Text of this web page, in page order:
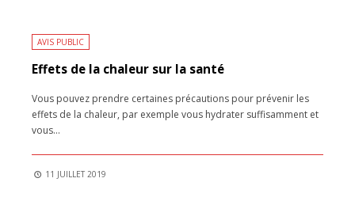
AVIS PUBLIC
Effets de la chaleur sur la santé
Vous pouvez prendre certaines précautions pour prévenir les
effets de la chaleur, par exemple vous hydrater suffisamment et
vous...
11 JUILLET 2019